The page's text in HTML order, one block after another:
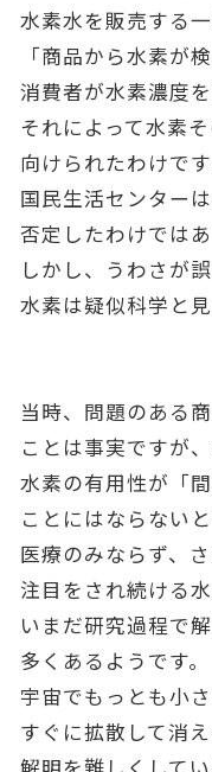
水素水を販売する
「商品から水素が
消費者が水素濃度
それによって水素
向けられたわけで
国民生活センター
否定したわけではあ
しかし、うわさが
水素は疑似科学と
当時、問題のある
ことは事実ですが
水素の有用性が「
ことにはならないと
医療のみならず、
注目をされ続ける水
いまだ研究過程で
多くあるようです。
宇宙でもっとも小さ
すぐに拡散して消